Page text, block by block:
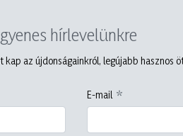
hírlevelünkre
kap az újdonságainkról, legújabb hasznos
E-mail